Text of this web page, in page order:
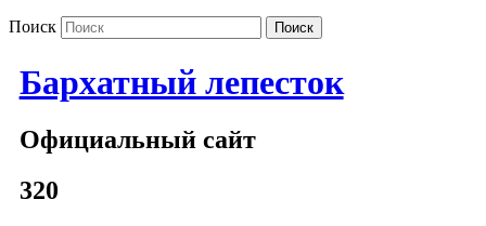
Поиск
Бархатный лепесток
Официальный сайт
320